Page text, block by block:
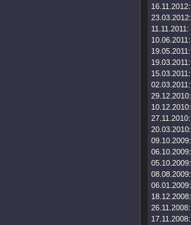
16.11.2012:
23.03.2012:
11.11.2011:
10.06.2011:
19.05.2011:
19.03.2011:
15.03.2011:
02.03.2011:
29.12.2010:
10.12.2010:
27.11.2010:
20.03.2010:
09.10.2009:
06.10.2009:
05.10.2009:
08.08.2009:
06.01.2009:
18.12.2008:
26.11.2008:
17.11.2008: